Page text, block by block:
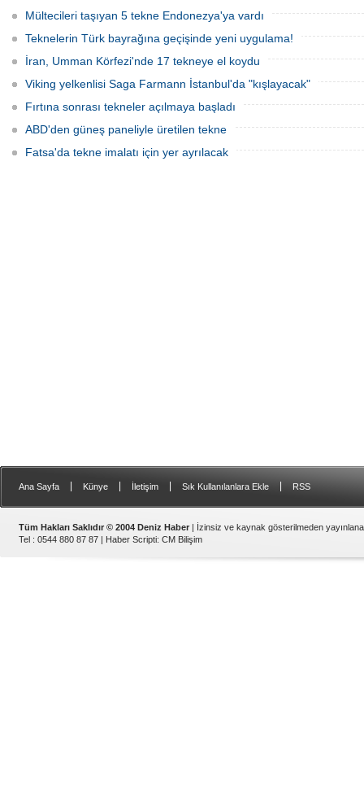
Mültecileri taşıyan 5 tekne Endonezya'ya vardı
Teknelerin Türk bayrağına geçişinde yeni uygulama!
İran, Umman Körfezi'nde 17 tekneye el koydu
Viking yelkenlisi Saga Farmann İstanbul'da "kışlayacak"
Fırtına sonrası tekneler açılmaya başladı
ABD'den güneş paneliyle üretilen tekne
Fatsa'da tekne imalatı için yer ayrılacak
Ana Sayfa Künye İletişim Sık Kullanılanlara Ekle RSS
Tüm Hakları Saklıdır © 2004 Deniz Haber | İzinsiz ve kaynak gösterilmeden
Tel : 0544 880 87 87 | Haber Scripti: CM Bilişim